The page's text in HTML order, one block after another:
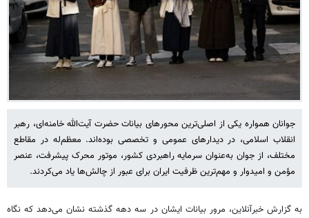
جوانان همواره یکی از اصلی‌ترین محورهای بیانات حضرت آیت‌الله خامنه‌ای، رهبر
انقلاب اسلامی، در دیدارهای عمومی و تخصصی بوده‌اند. معظم‌له در مقاطع
مختلف، از جوان به‌عنوان سرمایه راهبردی کشور، موتور محرک پیشرفت، عنصر
مؤمن و امیدوار و مهم‌ترین ظرفیت ایران برای عبور از چالش‌ها یاد می‌کردند.
به گزارش خبرآنلاین، مرور بیانات ایشان در سه دهه گذشته نشان می‌دهد که نگاه